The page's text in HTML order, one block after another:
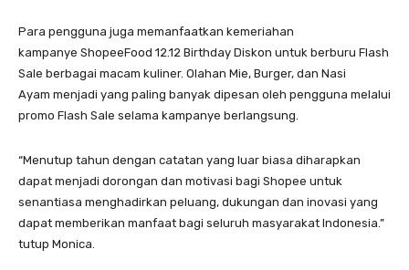
Para pengguna juga memanfaatkan kemeriahan
kampanye ShopeeFood 12.12 Birthday Diskon untuk berburu Flash
Sale berbagai macam kuliner. Olahan Mie, Burger, dan Nasi
Ayam menjadi yang paling banyak dipesan oleh pengguna melalui
promo Flash Sale selama kampanye berlangsung.
“Menutup tahun dengan catatan yang luar biasa diharapkan
dapat menjadi dorongan dan motivasi bagi Shopee untuk
senantiasa menghadirkan peluang, dukungan dan inovasi yang
dapat memberikan manfaat bagi seluruh masyarakat Indonesia.”
tutup Monica.